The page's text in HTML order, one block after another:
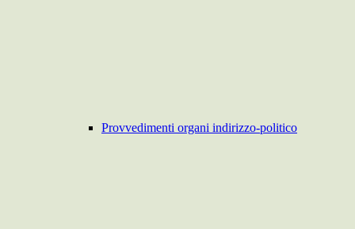
Provvedimenti organi indirizzo-politico